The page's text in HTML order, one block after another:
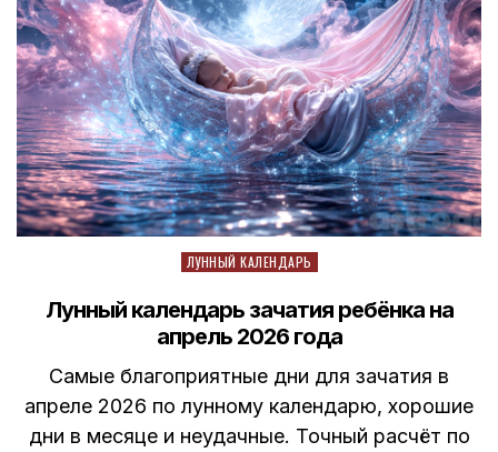
Posted
ЛУННЫЙ КАЛЕНДАРЬ
Лунный календарь зачатия ребёнка на
апрель 2026 года
Самые благоприятные дни для зачатия в
апреле 2026 по лунному календарю, хорошие
дни в месяце и неудачные. Точный расчёт по